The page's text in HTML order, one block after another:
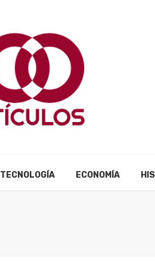
TECNOLOGÍA ECONOMÍA